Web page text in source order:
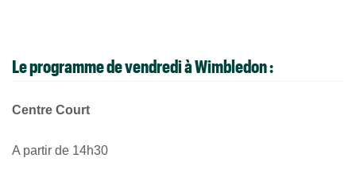
Le programme de vendredi à Wimbledon :
Centre Court
A partir de 14h30